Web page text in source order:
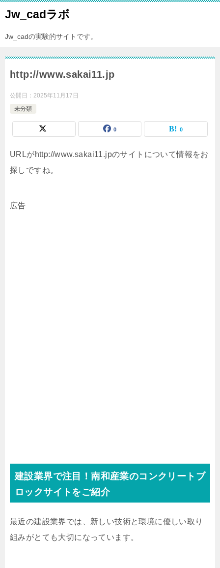
Jw_cadラボ
Jw_cadの実験的サイトです。
http://www.sakai11.jp
公開日： 2025年11月17日
未分類
0 0
URLがhttp://www.sakai11.jpのサイトについて情報をお
探しですね。
広告
建設業界で注目！南和産業のコンクリートブ
ロックサイトをご紹介
最近の建設業界では、新しい技術と環境に優しい取り
組みがとても大切になっています。